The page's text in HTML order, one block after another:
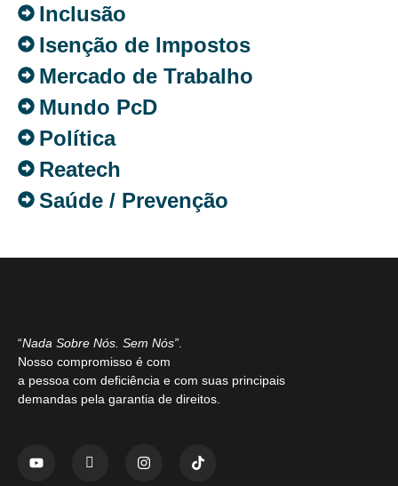
Inclusão
Isenção de Impostos
Mercado de Trabalho
Mundo PcD
Política
Reatech
Saúde / Prevenção
“Nada Sobre Nós. Sem Nós”
Nosso compromisso é com
a pessoa com deficiência e com suas principais
demandas pela garantia de direitos.